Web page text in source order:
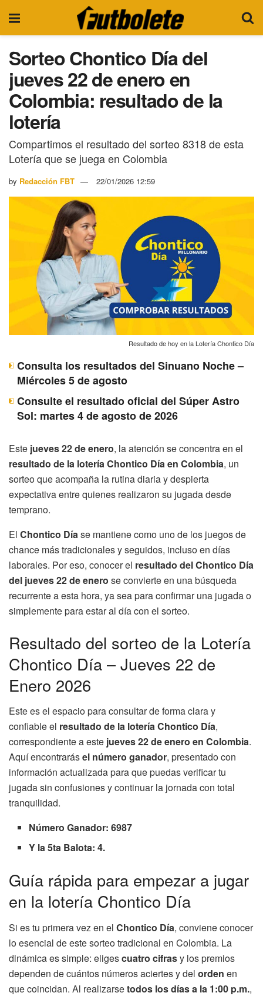
Sorteo Chontico Día del
jueves 22 de enero en
Colombia: resultado de la
lotería
Compartimos el resultado del sorteo 8318 de esta
Lotería que se juega en Colombia
by Redacción FBT 22/01/2026 12:59
Resultado de hoy en la Lotería Chontico Día
Consulta los resultados del Sinuano Noche –
Miércoles 5 de agosto
Consulte el resultado oficial del Súper Astro
Sol: martes 4 de agosto de 2026
Este jueves 22 de enero, la atención se concentra en el
resultado de la lotería Chontico Día en Colombia, un
sorteo que acompaña la rutina diaria y despierta
expectativa entre quienes realizaron su jugada desde
temprano.
El Chontico Díase mantiene como uno de los juegos de
chance más tradicionales y seguidos, incluso en días
laborales. Por eso, conocer el resultado del Chontico Día
del jueves 22 de enero se convierte en una búsqueda
recurrente a esta hora, ya sea para confirmar una jugada o
simplemente para estar al día con el sorteo.
Resultado del sorteo de la Lotería
Chontico Día – Jueves 22 de
Enero 2026
Este es el espacio para consultar de forma clara y
confiable el resultado de la lotería Chontico Día,
correspondiente a este jueves 22 de enero en Colombia.
Aquí encontrarásel número ganador, presentado con
información actualizada para que puedas verificar tu
jugada sin confusiones y continuar la jornada con total
tranquilidad.
Número Ganador: 6987
Y la 5ta Balota: 4.
Guía rápida para empezar a jugar
en la lotería Chontico Día
Si es tu primera vez en el Chontico Día, conviene conocer
lo esencial de este sorteo tradicional en Colombia. La
dinámica es simple: eligescuatro cifrasy los premios
dependen de cuántos números aciertes y del orden en
que coincidan. Al realizarsetodos los días a la 1:00 p.m.,